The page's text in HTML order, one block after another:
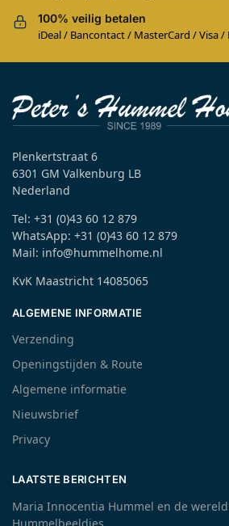
100% veilig betalen
iDeal / Bancontact / MasterCard / Visa /
Plenkertstraat 6
6301 GM Valkenburg LB
Nederland
Tel: +31 (0)43 60 12 879
WhatsApp: +31 (0)43 60 12 879
Mail: info@hummelhome.nl
KvK Maastricht 14085065
ALGEMENE INFORMATIE
Verzending
Openingstijden & Route
Algemene informatie
Nieuwsbrief
Privacy
LAATSTE BERICHTEN
Maria Innocentia Hummel en de
Hummelbeeldjes